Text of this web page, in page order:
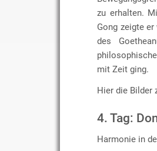
zu erhalten.
Gong zeigte
des
mit Zeit ging.
Hier die Bilder
4. Tag:
Harmonie in